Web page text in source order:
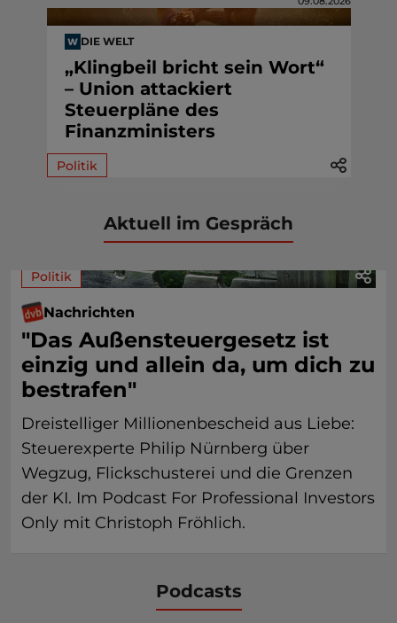
DIE WELT
„Klingbeil bricht sein Wort“
– Union attackiert
Steuerpläne des
Finanzministers
Politik
Aktuell im Gespräch
Politik
Nachrichten
"Das Außensteuergesetz ist
einzig und allein da, um dich zu
bestrafen"
Dreistelliger Millionenbescheid aus Liebe:
Steuerexperte Philip Nürnberg über
Wegzug, Flickschusterei und die Grenzen
der KI. Im Podcast For Professional Investors
Only mit Christoph Fröhlich.
Podcasts